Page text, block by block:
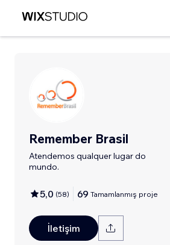
Remember Brasil
Atendemos qualquer lugar do
mundo.
5,0 (58) 69 Tamamlanmış proje
İletişim